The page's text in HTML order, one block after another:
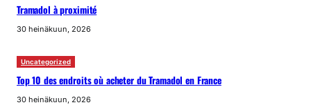
Tramadol à proximité
30 heinäkuun, 2026
Uncategorized
Top 10 des endroits où acheter du Tramadol en France
30 heinäkuun, 2026